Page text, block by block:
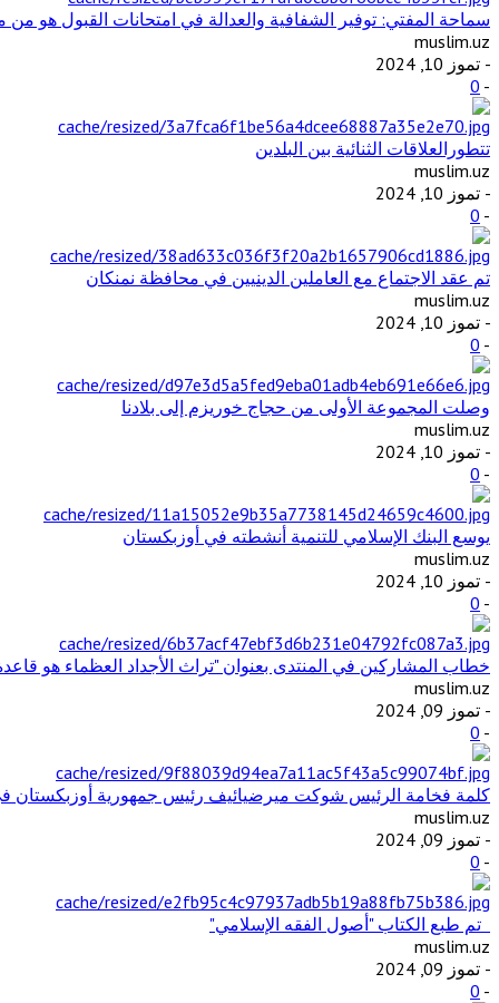
سماحة المفتي: توفير الشفافية والعدالة في امتحانات القبول هو من
muslim.uz
- تموز 10, 2024
-
0
تتطورالعلاقات الثنائية بين البلدين
muslim.uz
- تموز 10, 2024
-
0
تم عقد الاجتماع مع العاملين الدينيين في محافظة نمنكان
muslim.uz
- تموز 10, 2024
-
0
وصلت المجموعة الأولى من حجاج خوريزم إلى بلادنا
muslim.uz
- تموز 10, 2024
-
0
يوسع البنك الإسلامي للتنمية أنشطته في أوزبكستان
muslim.uz
- تموز 10, 2024
-
0
خطاب المشاركين في المنتدى بعنوان "تراث الأجداد العظماء هو
muslim.uz
- تموز 09, 2024
-
0
كلمة فخامة الرئيس شوكت ميرضيائيف رئيس جمهورية أوزبكستان في
muslim.uz
- تموز 09, 2024
-
0
تم طبع الكتاب "أصول الفقه الإسلامي"
muslim.uz
- تموز 09, 2024
-
0